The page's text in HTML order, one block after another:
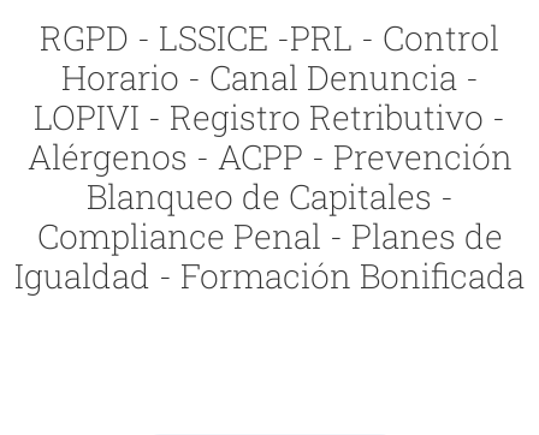
RGPD - LSSICE -PRL - Control
Horario - Canal Denuncia -
LOPIVI - Registro Retributivo -
Alérgenos - ACPP - Prevención
Blanqueo de Capitales -
Compliance Penal - Planes de
Igualdad - Formación Bonificada